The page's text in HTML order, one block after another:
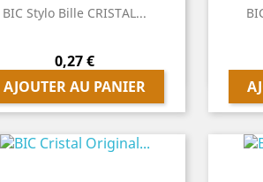
BIC Stylo Bille CRISTAL...
Prix
0,27 €
AJOUTER AU PANIER
 Aperçu rapide